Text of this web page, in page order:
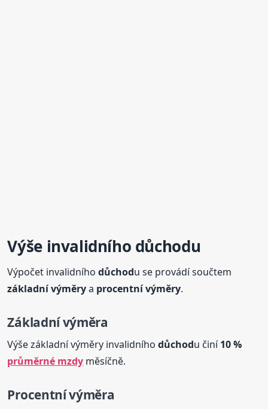
Výše invalidního důchodu
Výpočet invalidníhodůchodu se provádí součtem
základní výměrya procentní výměry.
Základní výměra
Výše základní výměry invalidníhodůchodu činí10 %
průměrné mzdy měsíčně.
Procentní výměra